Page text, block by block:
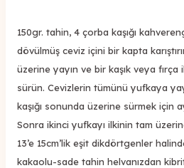
150gr. tahin, 4 çorba kaşığı
dövülmüş ceviz içini bir kapta
üzerine yayın ve bir kaşık veya fırça
sürün. Cevizlerin tümünü yufkaya
kaşığı sonunda üzerine sürmek için
Sonra ikinci yufkayı ilkinin tam
13’e 15cm’lik eşit dikdörtgenler
kakaolu-sade tahin helvanızdan